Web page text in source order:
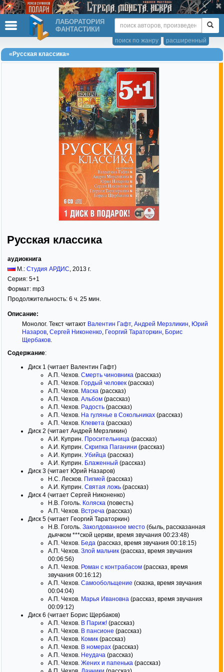
ЛАБОРАТОРИЯ
ФАНТАСТИКИ
расширенный
поиск по жанру
«Русская классика»
Русская классика
аудиокнига
М.: Студия АРДИС, 2013 г.
Серия: 5+1
Формат: mp3
Продолжительность: 6 ч. 25 мин.
Описание:
Монолог. Текст читают Валентин Гафт, Андрей Мерзликин, Юрий
Назаров, Сергей Никоненко, Георгий Тараторкин, Борис
Щербаков.
Содержание:
Диск 1 (читает Валентин Гафт)
А.П. Чехов. Смерть чиновника (рассказ)
А.П. Чехов. Гордый человек (рассказ)
А.П. Чехов. Маска (рассказ)
А.П. Чехов. Альбом (рассказ)
А.П. Чехов. Радость (рассказ)
А.П. Чехов. На гулянье в Сокольниках (рассказ)
А.П. Чехов. Клевета (рассказ)
Диск 2 (читает Андрей Мерзликин)
А.И. Куприн. Просительница (рассказ)
А.И. Куприн. Скрипка Паганини (рассказ)
А.И. Куприн. Убийца (рассказ)
А.И. Куприн. Блаженный (рассказ)
Диск 3 (читает Юрий Назаров)
Н.С. Лесков. Пигмей (рассказ)
А.И. Куприн. Святая ложь (рассказ)
Диск 4 (читает Сергей Никоненко)
Н.В. Гоголь. Коляска (повесть)
А.П. Чехов. Встреча (рассказ)
Диск 5 (читает Георгий Тараторкин)
Н.В. Гоголь. Заколдованное место (быль, рассказанная
дьячком ***ской церкви, время звучания 00:23:48)
А.П. Чехов. Беда (рассказ, время звучания 00:18:15)
А.П. Чехов. Злой мальчик (рассказ, время звучания
00:06:56)
А.П. Чехов. Роман с контрабасом (рассказ, время
звучания 00:16:12)
А.П. Чехов. Самообольщение (сказка, время звучания
00:04:04)
А.П. Чехов. Марья Ивановна (рассказ, время звучания
00:09:12)
Диск 6 (читает Борис Щербаков)
А.П. Чехов. В Париж! (рассказ)
А.П. Чехов. В пансионе (рассказ)
А.П. Чехов. Комик (рассказ)
А.П. Чехов. В номерах (рассказ)
А.П. Чехов. Неудача (рассказ)
А.П. Чехов. Жених и папенька (рассказ)